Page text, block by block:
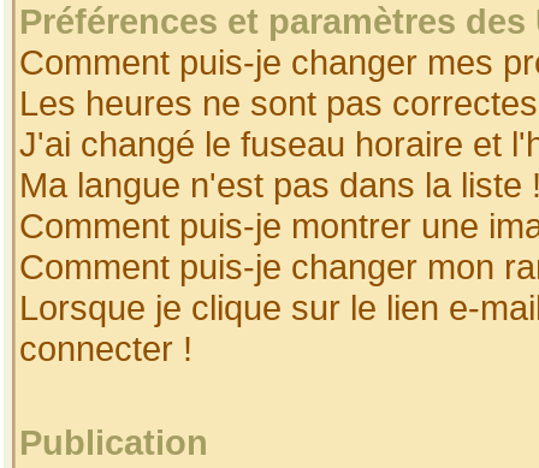
Préférences et paramètres
Comment puis-je changer mes
Les heures ne sont pas
J'ai changé le fuseau horaire et
Ma langue n'est pas dans la liste
Comment puis-je montrer une
Comment puis-je changer mon
Lorsque je clique sur le lien e-
connecter !
Publication